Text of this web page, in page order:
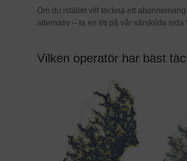
Om du istället vill teckna ett
alternativ – ta en titt på vår särskilda sida
Vilken operatör har bäst